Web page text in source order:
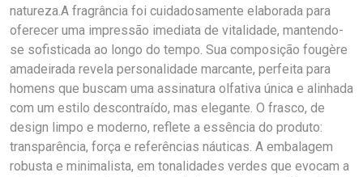
natureza.A fragrância foi cuidadosamente elaborada para
oferecer uma impressão imediata de vitalidade, mantendo-
se sofisticada ao longo do tempo. Sua composição fougère
amadeirada revela personalidade marcante, perfeita para
homens que buscam uma assinatura olfativa única e alinhada
com um estilo descontraído, mas elegante. O frasco, de
design limpo e moderno, reflete a essência do produto:
transparência, força e referências náuticas. A embalagem
robusta e minimalista, em tonalidades verdes que evocam a